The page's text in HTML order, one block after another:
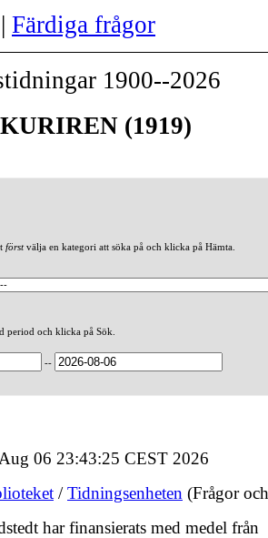
| Färdiga frågor
1900--2026
(1919)
förstvälja en kategori att söka på och klicka på Hämta.
period och klicka på Sök.
--
06 23:43:25 CEST 2026
/Tidningsenheten (Frågor
har finansierats med medel från